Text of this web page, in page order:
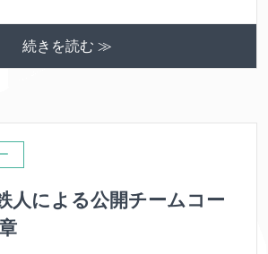
続きを読む ≫
人による公開チームコー